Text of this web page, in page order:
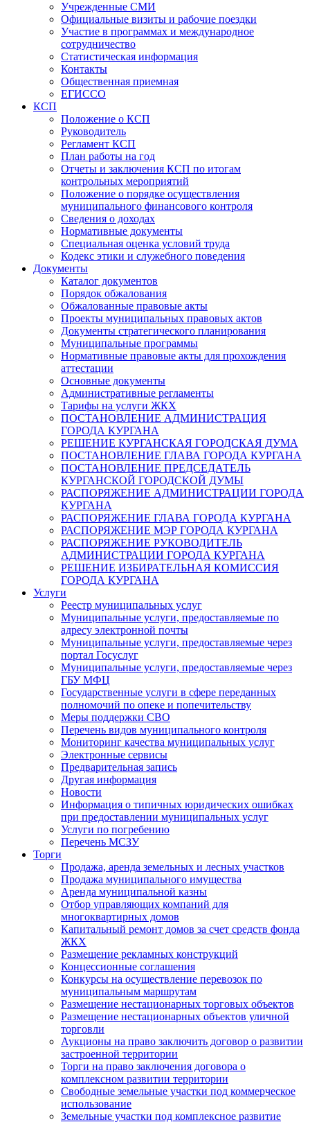
Учрежденные СМИ
Официальные визиты и рабочие поездки
Участие в программах и международное
сотрудничество
Статистическая информация
Контакты
Общественная приемная
ЕГИССО
КСП
Положение о КСП
Руководитель
Регламент КСП
План работы на год
Отчеты и заключения КСП по итогам
контрольных мероприятий
Положение о порядке осуществления
муниципального финансового контроля
Сведения о доходах
Нормативные документы
Специальная оценка условий труда
Кодекс этики и служебного поведения
Документы
Каталог документов
Порядок обжалования
Обжалованные правовые акты
Проекты муниципальных правовых актов
Документы стратегического планирования
Муниципальные программы
Нормативные правовые акты для прохождения
аттестации
Основные документы
Административные регламенты
Тарифы на услуги ЖКХ
ПОСТАНОВЛЕНИЕ АДМИНИСТРАЦИЯ
ГОРОДА КУРГАНА
РЕШЕНИЕ КУРГАНСКАЯ ГОРОДСКАЯ ДУМА
ПОСТАНОВЛЕНИЕ ГЛАВА ГОРОДА КУРГАНА
ПОСТАНОВЛЕНИЕ ПРЕДСЕДАТЕЛЬ
КУРГАНСКОЙ ГОРОДСКОЙ ДУМЫ
РАСПОРЯЖЕНИЕ АДМИНИСТРАЦИИ ГОРОДА
КУРГАНА
РАСПОРЯЖЕНИЕ ГЛАВА ГОРОДА КУРГАНА
РАСПОРЯЖЕНИЕ МЭР ГОРОДА КУРГАНА
РАСПОРЯЖЕНИЕ РУКОВОДИТЕЛЬ
АДМИНИСТРАЦИИ ГОРОДА КУРГАНА
РЕШЕНИЕ ИЗБИРАТЕЛЬНАЯ КОМИССИЯ
ГОРОДА КУРГАНА
Услуги
Реестр муниципальных услуг
Муниципальные услуги, предоставляемые по
адресу электронной почты
Муниципальные услуги, предоставляемые через
портал Госуслуг
Муниципальные услуги, предоставляемые через
ГБУ МФЦ
Государственные услуги в сфере переданных
полномочий по опеке и попечительству
Меры поддержки СВО
Перечень видов муниципального контроля
Мониторинг качества муниципальных услуг
Электронные сервисы
Предварительная запись
Другая информация
Новости
Информация о типичных юридических ошибках
при предоставлении муниципальных услуг
Услуги по погребению
Перечень МСЗУ
Торги
Продажа, аренда земельных и лесных участков
Продажа муниципального имущества
Аренда муниципальной казны
Отбор управляющих компаний для
многоквартирных домов
Капитальный ремонт домов за счет средств фонда
ЖКХ
Размещение рекламных конструкций
Концессионные соглашения
Конкурсы на осуществление перевозок по
муниципальным маршрутам
Размещение нестационарных торговых объектов
Размещение нестационарных объектов уличной
торговли
Аукционы на право заключить договор о развитии
застроенной территории
Торги на право заключения договора о
комплексном развитии территории
Свободные земельные участки под коммерческое
использование
Земельные участки под комплексное развитие